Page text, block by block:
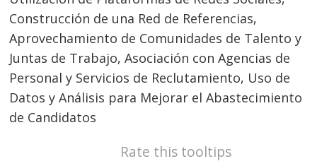
Construcción de una Red de Referencias,
Aprovechamiento de Comunidades de Talento y
Juntas de Trabajo, Asociación con Agencias de
Personal y Servicios de Reclutamiento, Uso de
Datos y Análisis para Mejorar el Abastecimiento
de Candidatos
Rate this tooltips